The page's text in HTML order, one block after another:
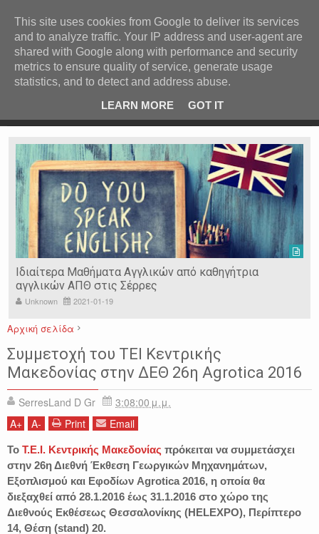
Ιερόσυλοι έκλεψαν τάματα από Ιερό Ναό στις Σέρρες
Ιδιαίτερα Μαθήματα Αγγλικών από καθηγήτρια
αγγλικών ΑΠΘ στις Σέρρες
Unknown 2021-01-19
Αρχική σελίδα
ΕΙΔΗΣΕΙΣ
ΕΚΘΕΣΗ AGROTICA ΣΕΡΡΕΣ ΤΕΙ ΣΕΡΡΩΝ
Συμμετοχή του ΤΕΙ Κεντρικής
Μακεδονίας στην ΔΕΘ 26η Agrotica 2016
SerresLand D Gr
3:08:00 μ.μ.
A+ A- Print Email
Το Τ.Ε.Ι. Κεντρικής Μακεδονίας πρόκειται να συμμετάσχει
στην 26η Διεθνή Έκθεση Γεωργικών Μηχανημάτων,
Εξοπλισμού και Εφοδίων Agrotica 2016, η οποία θα
διεξαχθεί από 28.1.2016 έως 31.1.2016 στο χώρο της
Διεθνούς Εκθέσεως Θεσσαλονίκης (HELEXPO), Περίπτερο
14, Θέση (stand) 20.
ΚΕΝΤΡΙΚΗ ΑΝΑ ΚΑΤΗΓΟΡΙΑ
ΕΙΔΗΣΕΙΣ ΑΝΑ ΠΕΡΙΟΧΗ
ΠΡΟΣΦΑΤΑ ΝΕΑ
Ν. ΣΕΡΡΩΝ Η ΓΗ ΜΑΣ
ΤΥΧΑΙΕΣ ΑΝΑΡΤΗΣΕΙΣ/ΑΡΘΡΑ
Serres Racing Circuit
Panserraikos FC
Ikaroi B.C.
This site uses cookies from Google to deliver its services
and to analyze traffic. Your IP address and user-agent are
shared with Google along with performance and security
metrics to ensure quality of service, generate usage
statistics, and to detect and address abuse.
LEARN MORE
GOT IT